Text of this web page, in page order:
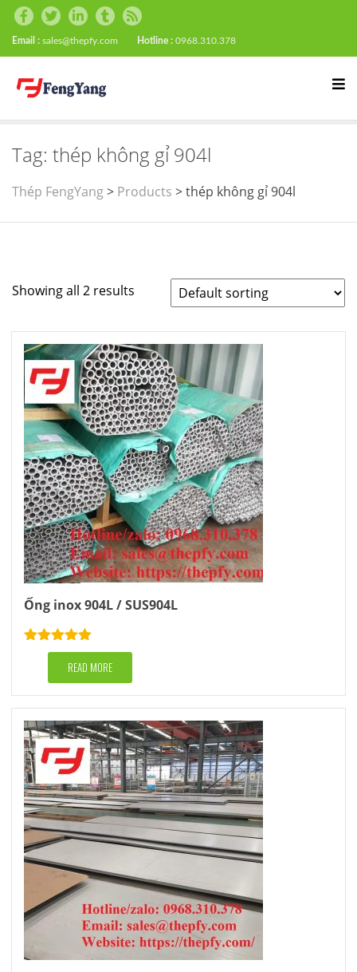
Email : sales@thepfy.com Hotline : 0968.310.378
Tag: thép không gỉ 904l
Thép FengYang> Products >thép không gỉ 904l
Showing all 2 results
Ống inox 904L / SUS904L
Rated5.00
out of 5READ MORE